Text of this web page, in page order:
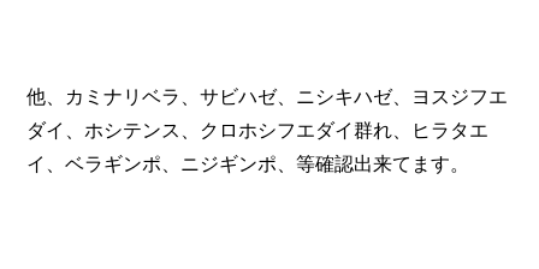
他、カミナリベラ、サビハゼ、ニシキハゼ、ヨスジフエ
ダイ、ホシテンス、クロホシフエダイ群れ、ヒラタエ
イ、ベラギンポ、ニジギンポ、等確認出来てます。